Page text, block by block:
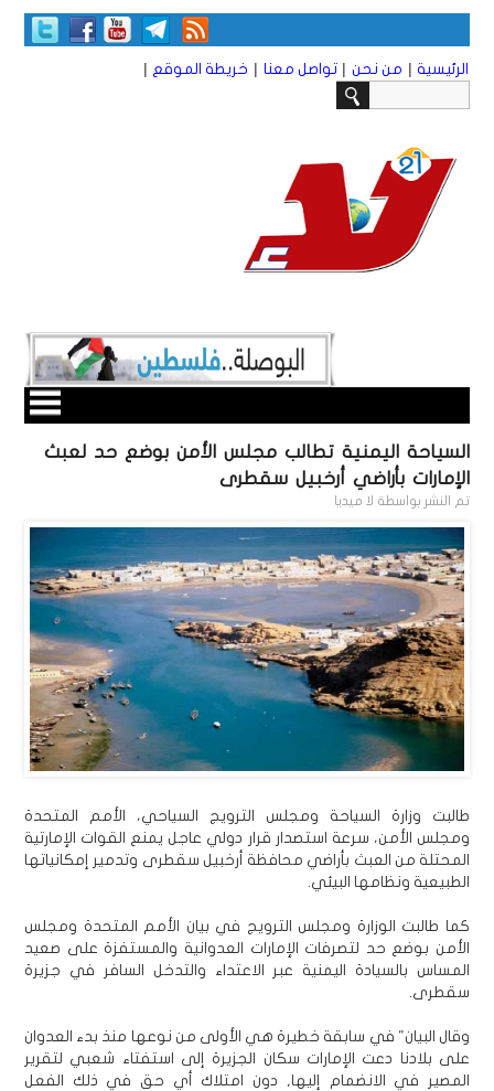
الرئيسية | من نحن | تواصل معنا | خريطة الموقع |
السياحة اليمنية تطالب مجلس الأمن بوضع حد لعبث
الإمارات بأراضي أرخبيل سقطرى
تم النشر بواسطة لا ميديا
طالبت وزارة السياحة ومجلس الترويج السياحي، الأمم المتحدة
ومجلس الأمن، سرعة استصدار قرار دولي عاجل يمنع القوات الإمارتية
المحتلة من العبث بأراضي محافظة أرخبيل سقطرى وتدمير إمكانياتها
الطبيعية ونظامها البيئي.
كما طالبت الوزارة ومجلس الترويج في بيان الأمم المتحدة ومجلس
الأمن بوضع حد لتصرفات الإمارات العدوانية والمستفزة على صعيد
المساس بالسيادة اليمنية عبر الاعتداء والتدخل السافر في جزيرة
سقطرى.
وقال البيان" في سابقة خطيرة هي الأولى من نوعها منذ بدء العدوان
على بلادنا دعت الإمارات سكان الجزيرة إلى استفتاء شعبي لتقرير
المصير في الانضمام إليها, دون امتلاك أي حق في ذلك الفعل